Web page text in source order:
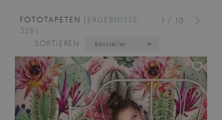
1 / 10
FOTOTAPETEN [ERGEBNISSE:
329]
SORTIEREN:
Bestseller